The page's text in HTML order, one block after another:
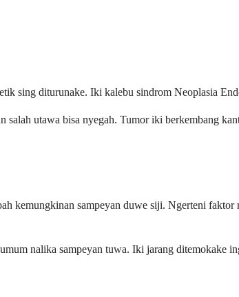
sing diturunake. Iki kalebu sindrom Neoplasia
utawa bisa nyegah. Tumor iki berkembang
kemungkinan sampeyan duwe siji. Ngerteni
nalika sampeyan tuwa. Iki jarang ditemokake